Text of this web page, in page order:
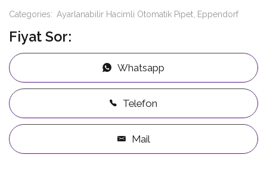
Categories: Ayarlanabilir Hacimli Otomatik Pipet Eppendorf
Fiyat Sor:
Whatsapp
Telefon
Mail